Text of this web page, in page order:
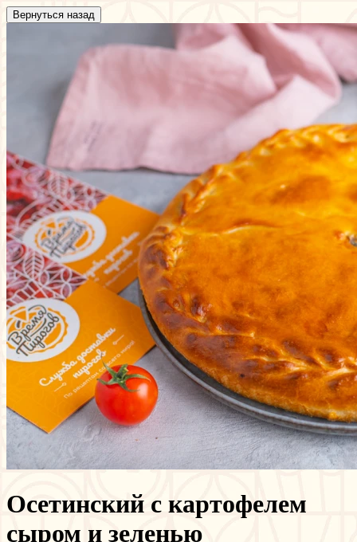
Вернуться назад
Осетинский с картофелем
сыром и зеленью